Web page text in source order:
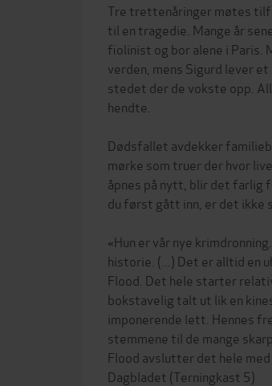
Tre trettenåringer møtes
til en tragedie. Mange år
fiolinist og bor alene i Paris.
verden, mens Sigurd lever
stedet der de vokste opp.
hendte.
Dødsfallet avdekker
mørke som truer der hvor
åpnes på nytt, blir det farlig
du først gått inn, er det ikke
«Hun er vår nye
historie. (...) Det er alltid en
Flood. Det hele starter
bokstavelig talt ut lik en
imponerende lett. Hennes
stemmene til de mange
Flood avslutter det hele
Dagbladet (Terningkast 5)